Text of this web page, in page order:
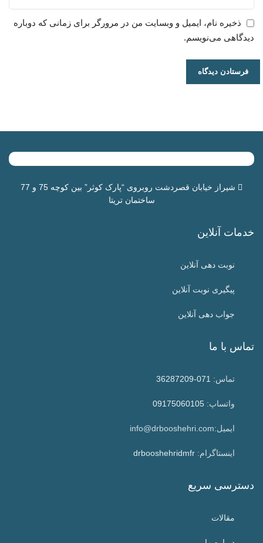
ذخیره نام، ایمیل و وبسایت من در مرورگر برای زمانی که دوباره
دیدگاهی می‌نویسم.
دسترسی سریع
مقالات
تماس با ما
تماس: 071-36287209
واتساپ: 09175060105
ایمیل:info@drbooshehri.com
اینستاگرام: drbooshehridmfr
خدمات آنلاین
نوبت دهی آنلاین
پیگیری نوبت آنلاین
جواب دهی آنلاین
شیراز خیابان قصردشت روبروی “پارک کوثر
” بین کوچه 75 و 77
ساختمان تریتا